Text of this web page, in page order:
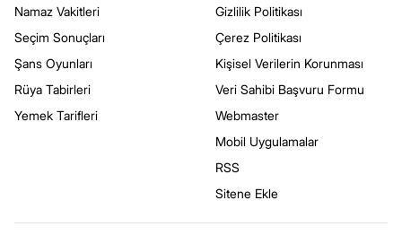
Namaz Vakitleri
Seçim Sonuçları
Şans Oyunları
Rüya Tabirleri
Yemek Tarifleri
Gizlilik Politikası
Çerez Politikası
Kişisel Verilerin Korunması
Veri Sahibi Başvuru Formu
Webmaster
Mobil Uygulamalar
RSS
Sitene Ekle